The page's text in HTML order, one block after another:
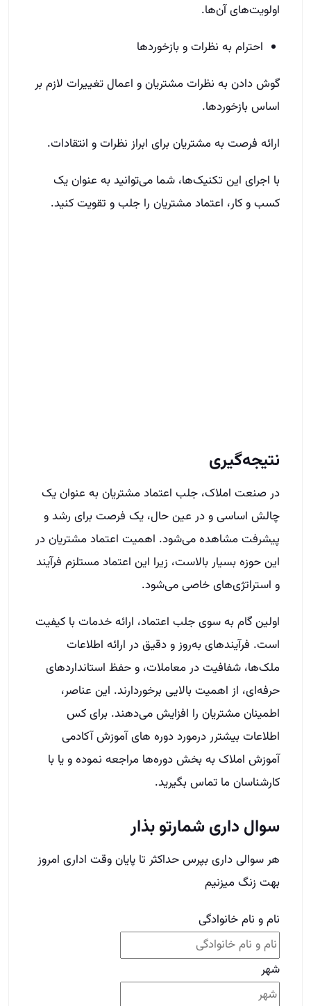
اولویت‌های آن‌ها.
احترام به نظرات و بازخوردها
گوش دادن به نظرات مشتریان و اعمال تغییرات لازم بر
اساس بازخوردها.
ارائه فرصت به مشتریان برای ابراز نظرات و انتقادات.
با اجرای این تکنیک‌ها، شما می‌توانید به عنوان یک
کسب و کار، اعتماد مشتریان را جلب و تقویت کنید.
است. فرآیندهای به‌روز و دقیق در ارائه اطلاعات
ملک‌ها، شفافیت در معاملات، و حفظ استانداردهای
حرفه‌ای، از اهمیت بالایی برخوردارند. این عناصر،
اطمینان مشتریان را افزایش می‌دهند. برای کس
اطلاعات بیشترر درمورد دوره های آموزش آکادمی
آموزش املاک به بخش دوره‌ها مراجعه نموده و یا با
کارشناسان ما تماس بگیرید.
سوال داری شمارتو بذار
هر سوالی داری بپرس حداکثر تا پایان وقت اداری امروز
بهت زنگ میزنیم
نام و نام خانوادگی
شهر
شماره تماس(Required)
Phone
This field is for validation purposes and should
be left unchanged.